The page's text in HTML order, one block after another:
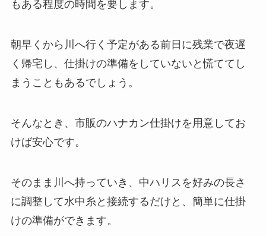
もある程度の時間を要します。
朝早くから川へ行く予定がある前日に残業で夜遅
く帰宅し、仕掛けの準備をしていないと慌ててし
まうこともあるでしょう。
そんなとき、市販のハナカン仕掛けを用意してお
けば安心です。
そのまま川へ持っていき、中ハリスを好みの長さ
に調整して水中糸と接続するだけと、簡単に仕掛
けの準備ができます。